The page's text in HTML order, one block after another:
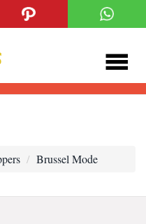
Brussel Mode